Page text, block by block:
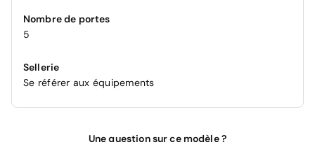
Nombre de portes
5
Sellerie
Se référer aux équipements
Une question sur ce modèle ?